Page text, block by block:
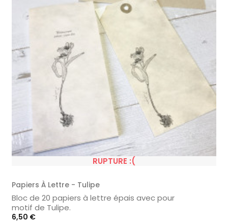
RUPTURE :(
Papiers À Lettre - Tulipe
Bloc de 20 papiers à lettre épais avec pour
motif de Tulipe.
Prix
6,50 €